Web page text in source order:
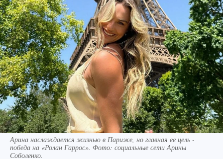
Арина наслаждается жизнью в Париже, но главная ее цель -
победа на «Ролан Гаррос». Фото: социальные сети Арины
Соболенко.